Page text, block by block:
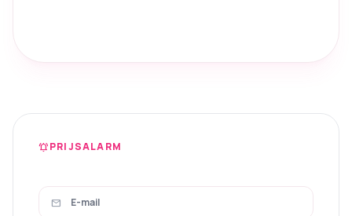
notifications_activePRIJSALARM
mail